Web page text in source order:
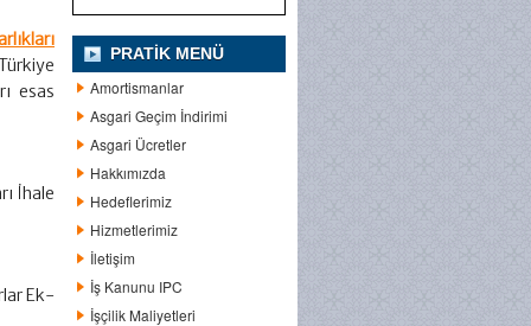
esas
İhale
Ek-
PRATIK MENÜ
Amortismanlar
Asgari Geçim İndirimi
Asgari Ücretler
Hakkımızda
Hedeflerimiz
Hizmetlerimiz
İletişim
İş Kanunu IPC
İşçilik Maliyetleri